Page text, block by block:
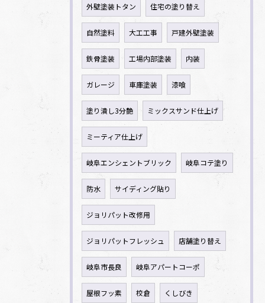
外壁塗装トタン 住宅の塗り替え
自然塗料 大工工事 戸建外壁塗装
鉄骨塗装 工場内部塗装 内装
ガレージ 車庫塗装 漆喰
塗り潰し3分艶 ミックスサンド仕上げ
ミーティア仕上げ
岐阜エンシェントブリック 岐阜コテ塗り
防水 サイディング貼り
ジョリパット改修用
ジョリパットフレッシュ 店舗塗り替え
岐阜市長良 岐阜アパートコーポ
屋根フッ素 校倉 くしびき